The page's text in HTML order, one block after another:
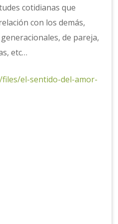
cotidianas que
con los demás,
de pareja,
etc…
files/el-sentido-del-amor-